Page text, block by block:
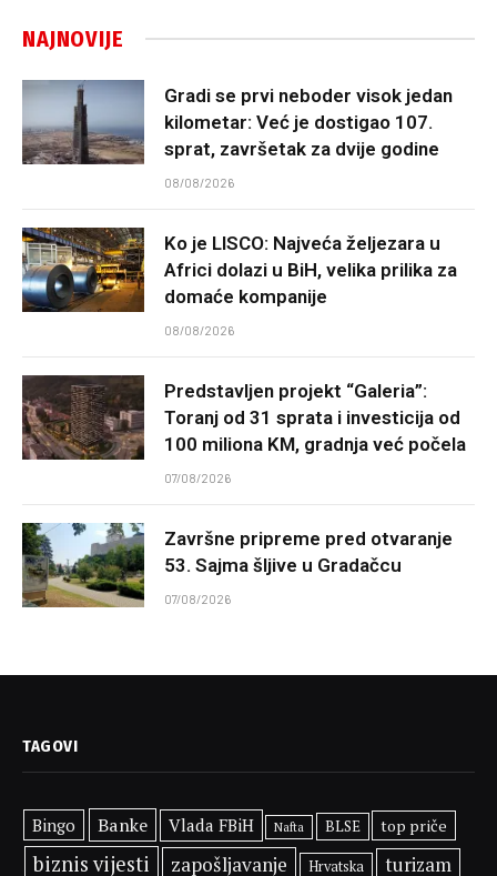
NAJNOVIJE
Gradi se prvi neboder visok jedan
kilometar: Već je dostigao 107.
sprat, završetak za dvije godine
08/08/2026
Ko je LISCO: Najveća željezara u
Africi dolazi u BiH, velika prilika za
domaće kompanije
08/08/2026
Predstavljen projekt “Galeria”:
Toranj od 31 sprata i investicija od
100 miliona KM, gradnja već počela
07/08/2026
Završne pripreme pred otvaranje
53. Sajma šljive u Gradačcu
07/08/2026
TAGOVI
Bingo Banke Vlada FBiH Nafta BLSE top priče
biznis vijesti zapošljavanje Hrvatska turizam